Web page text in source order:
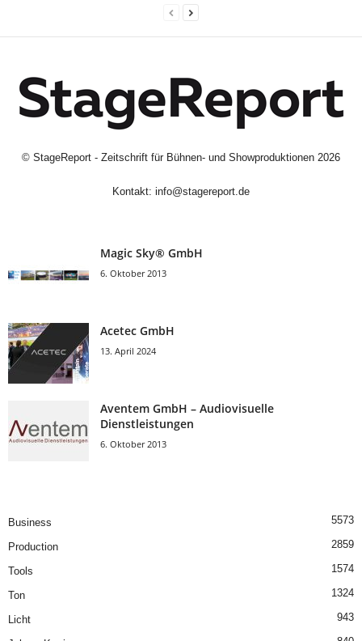
© StageReport - Zeitschrift für Bühnen- und Showproduktionen 2026
Kontakt: info@stagereport.de
Magic Sky® GmbH
6. Oktober 2013
Acetec GmbH
13. April 2024
Aventem GmbH – Audiovisuelle
Dienstleistungen
6. Oktober 2013
Business 5573
Production 2859
Tools 1574
Ton 1324
Licht 943